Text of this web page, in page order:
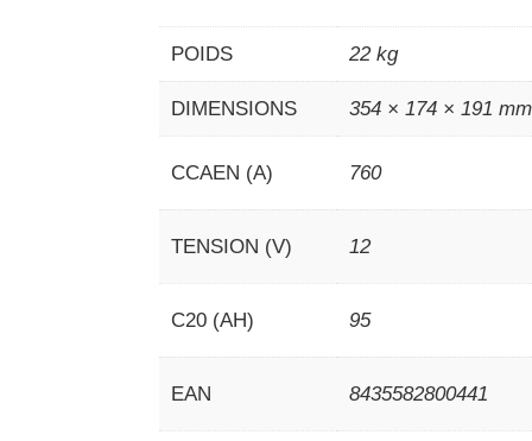
POIDS 22 kg
DIMENSIONS 354 × 174 × 191 mm
CCAEN (A) 760
TENSION (V) 12
C20 (AH) 95
EAN 8435582800441